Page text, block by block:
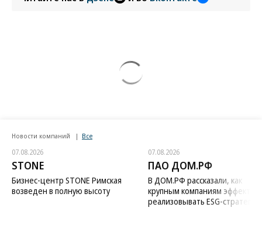
Новости компаний Все
07.08.2026
STONE
Бизнес-центр STONE Римская
возведен в полную высоту
07.08.2026
ПАО ДОМ.РФ
В ДОМ.РФ рассказали, как
крупным компаниям
реализовывать ESG-стратегию